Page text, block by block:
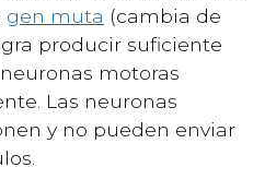
gen muta (cambia de
producir suficiente
motoras
Las neuronas
y no pueden enviar